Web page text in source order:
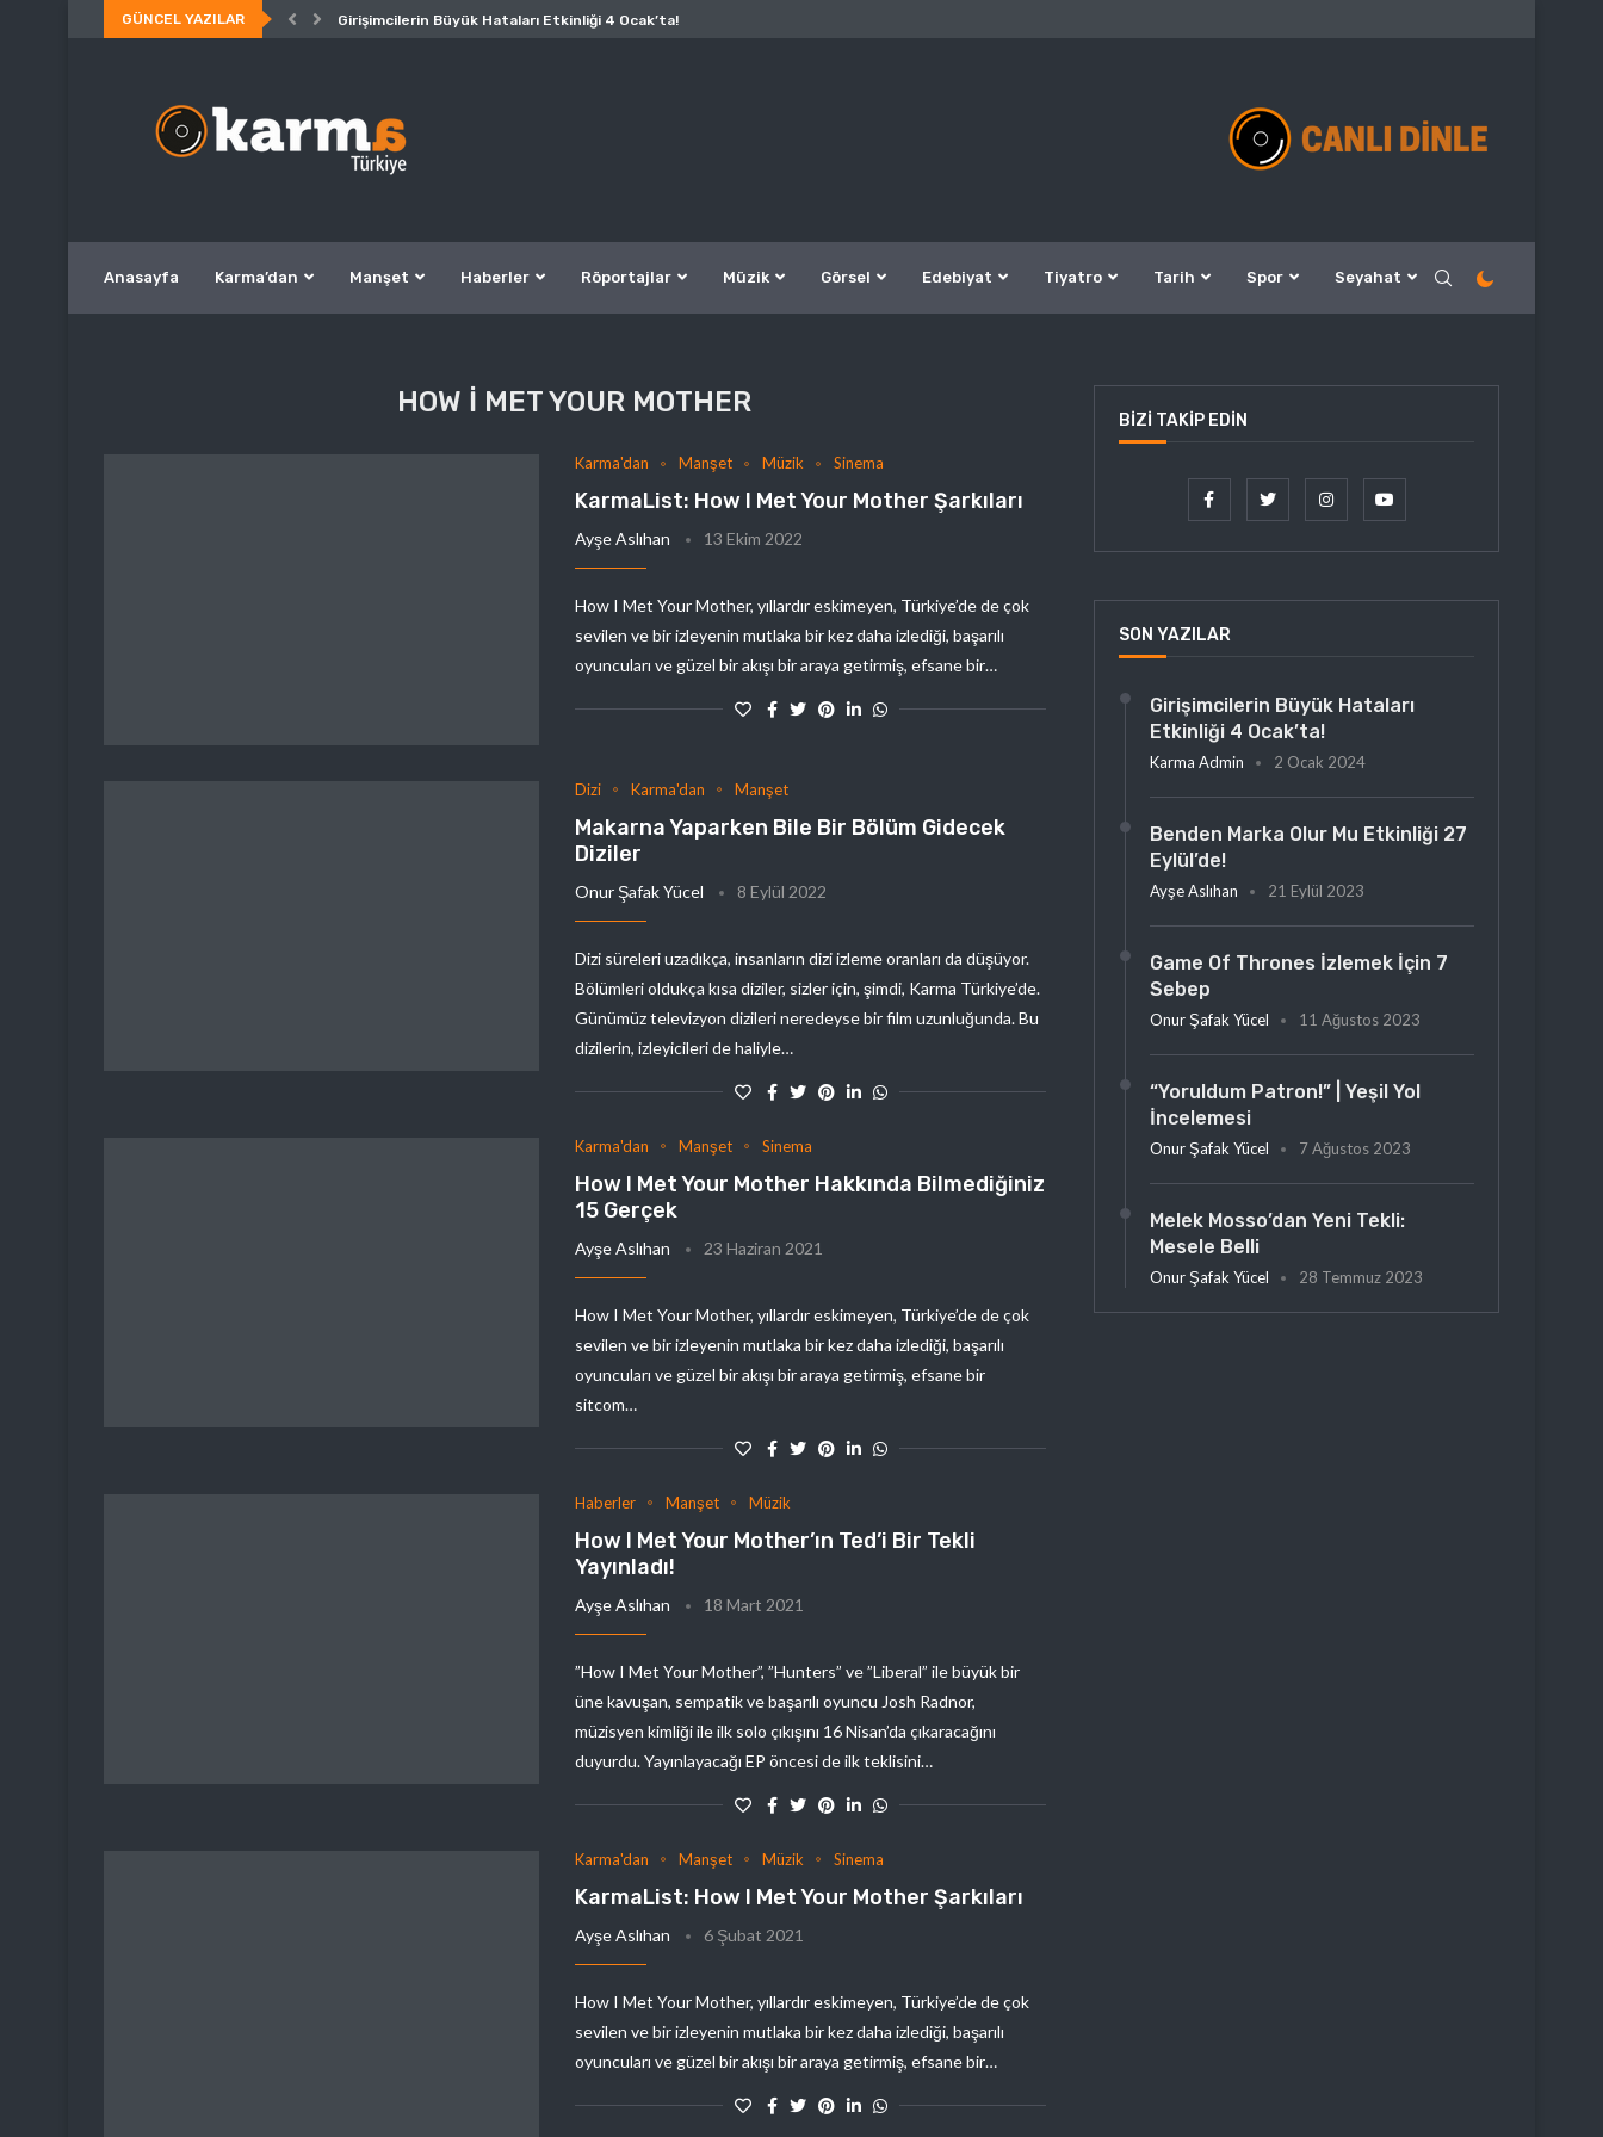
GÜNCEL YAZILAR Girişimcilerin Büyük Hataları Etkinliği 4 Ocak’ta!
Anasayfa Karma’dan Manşet Haberler Röportajlar Müzik Görsel Edebiyat Tiyatro Tarih Spor Seyahat
HOW I MET YOUR MOTHER
Karma'dan Manşet Müzik Sinema
KarmaList: How I Met Your Mother Şarkıları
Ayşe Aslıhan 13 Ekim 2022
How I Met Your Mother, yıllardır eskimeyen, Türkiye’de de çok
sevilen ve bir izleyenin mutlaka bir kez daha izlediği, başarılı
oyuncuları ve güzel bir akışı bir araya getirmiş, efsane bir…
Dizi Karma'dan Manşet
Makarna Yaparken Bile Bir Bölüm Gidecek
Diziler
Onur Şafak Yücel 8 Eylül 2022
Dizi süreleri uzadıkça, insanların dizi izleme oranları da düşüyor.
Bölümleri oldukça kısa diziler, sizler için, şimdi, Karma Türkiye’de.
Günümüz televizyon dizileri neredeyse bir film uzunluğunda. Bu
dizilerin, izleyicileri de haliyle…
Karma'dan Manşet Sinema
How I Met Your Mother Hakkında Bilmediğiniz
15 Gerçek
Ayşe Aslıhan 23 Haziran 2021
How I Met Your Mother, yıllardır eskimeyen, Türkiye’de de çok
sevilen ve bir izleyenin mutlaka bir kez daha izlediği, başarılı
oyuncuları ve güzel bir akışı bir araya getirmiş, efsane bir
sitcom…
Haberler Manşet Müzik
How I Met Your Mother’ın Ted’i Bir Tekli
Yayınladı!
Ayşe Aslıhan 18 Mart 2021
”How I Met Your Mother”, ”Hunters” ve ”Liberal” ile büyük bir
üne kavuşan, sempatik ve başarılı oyuncu Josh Radnor,
müzisyen kimliği ile ilk solo çıkışını 16 Nisan’da çıkaracağını
duyurdu. Yayınlayacağı EP öncesi de ilk teklisini…
Karma'dan Manşet Müzik Sinema
KarmaList: How I Met Your Mother Şarkıları
Ayşe Aslıhan 6 Şubat 2021
How I Met Your Mother, yıllardır eskimeyen, Türkiye’de de çok
sevilen ve bir izleyenin mutlaka bir kez daha izlediği, başarılı
oyuncuları ve güzel bir akışı bir araya getirmiş, efsane bir…
BIZI TAKIP EDIN
SON YAZILAR
Girişimcilerin Büyük Hataları
Etkinliği 4 Ocak’ta!
Karma Admin 2 Ocak 2024
Benden Marka Olur Mu Etkinliği 27
Eylül’de!
Ayşe Aslıhan 21 Eylül 2023
Game Of Thrones İzlemek İçin 7
Sebep
Onur Şafak Yücel 11 Ağustos 2023
“Yoruldum Patron!” | Yeşil Yol
İncelemesi
Onur Şafak Yücel 7 Ağustos 2023
Melek Mosso’dan Yeni Tekli:
Mesele Belli
Onur Şafak Yücel 28 Temmuz 2023